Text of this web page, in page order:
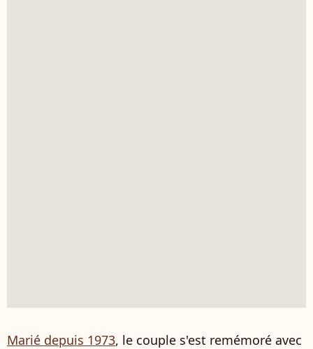
Marié depuis 1973, le couple s'est remémoré avec